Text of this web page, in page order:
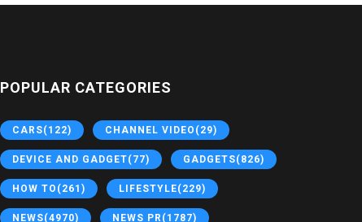
POPULAR CATEGORIES
CARS(122) CHANNEL VIDEO (29)
DEVICE AND GADGET(77) GADGETS(826)
HOW TO (261) LIFESTYLE(229)
NEWS(4970) NEWS PR(1787)